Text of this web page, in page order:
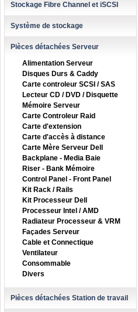
Stockage Fibre Channel et iSCSI
Système de stockage
Pièces détachées Serveur
Alimentation Serveur
Disques Durs & Caddy
Carte controleur SCSI / SAS
Lecteur CD / DVD / Disquette
Mémoire Serveur
Carte Controleur Raid
Carte d'extension
Carte d'accès à distance
Carte Mère Serveur Dell
Backplane - Media Baie
Riser - Bank Mémoire
Control Panel - Front Panel
Kit Rack / Rails
Kit Processeur Dell
Processeur Intel / AMD
Radiateur Processeur & VRM
Façades Serveur
Cable et Connectique
Ventilateur
Consommable
Divers
Pièces détachées Station de travail